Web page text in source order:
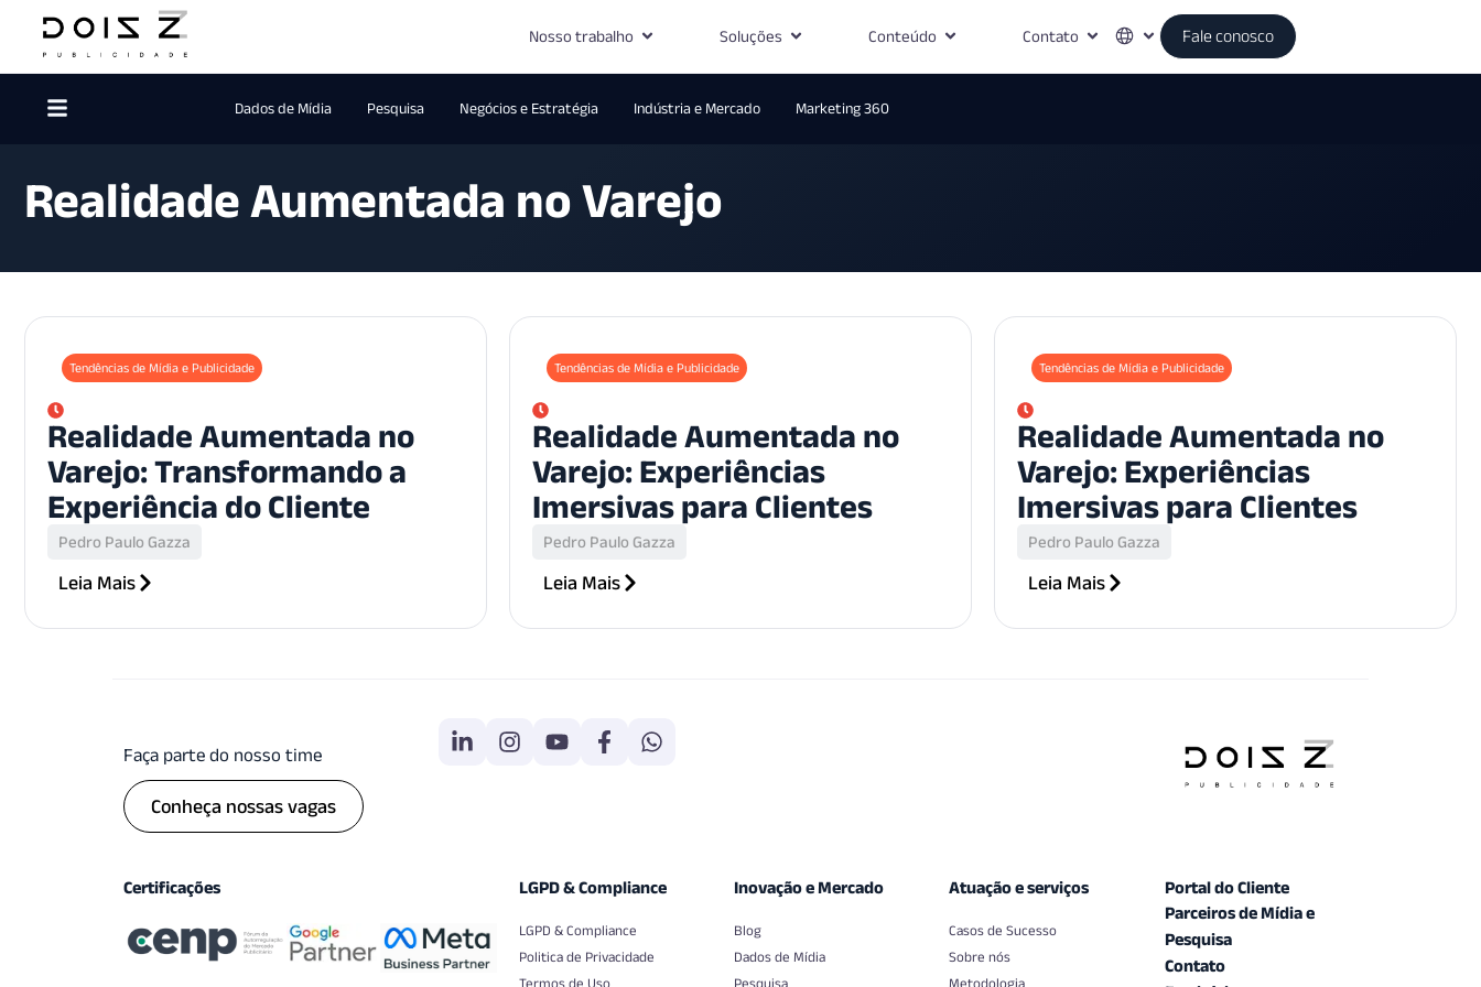
Nosso trabalho Soluções Conteúdo Contato Fale conosco
Dados de Mídia Pesquisa Negócios e Estratégia Indústria e Mercado Marketing 360
Realidade Aumentada no Varejo
Tendências de Mídia e Publicidade
Realidade Aumentada no
Varejo: Transformando a
Experiência do Cliente
Pedro Paulo Gazza
Leia Mais
Tendências de Mídia e Publicidade
Realidade Aumentada no
Varejo: Experiências
Imersivas para Clientes
Pedro Paulo Gazza
Leia Mais
Tendências de Mídia e Publicidade
Realidade Aumentada no
Varejo: Experiências
Imersivas para Clientes
Pedro Paulo Gazza
Leia Mais
Faça parte do nosso time
Conheça nossas vagas
Certificações LGPD & Compliance
LGPD & Compliance
Politica de Privacidade
Termos de Uso
Inovação e Mercado
Blog
Dados de Mídia
Pesquisa
Atuação e serviços
Casos de Sucesso
Sobre nós
Metodologia
Portal do Cliente
Parceiros de Mídia e
Pesquisa
Contato